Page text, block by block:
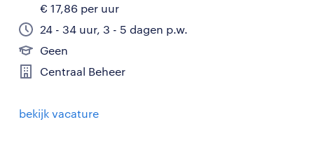
€ 17,86 per uur
24 - 34 uur, 3 - 5 dagen p.w.
Geen
Centraal Beheer
bekijk vacature